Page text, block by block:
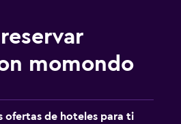
momondo
ofertas de hoteles para ti